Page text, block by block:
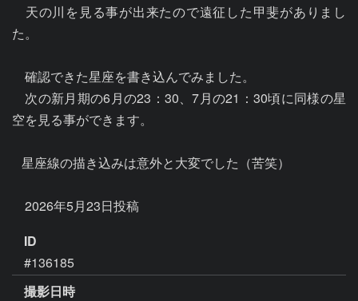
天の川を見る事が出来たので遠征した甲斐がありまし
た。
確認できた星座を書き込んでみました。
次の新月期の6月の23：30、7月の21：30頃に同様の星
空を見る事ができます。
ID
#136185
撮影日時